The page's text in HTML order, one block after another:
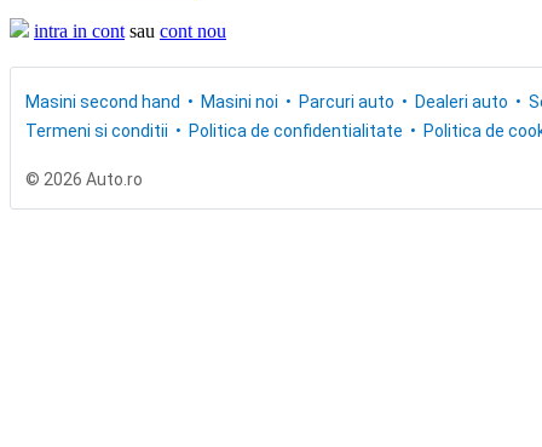
intra in cont sau cont nou
Masini second hand Masini noi Parcuri auto Dealeri auto
Termeni si conditii
Politica de confidentialitate Politica de
© 2026 Auto.ro